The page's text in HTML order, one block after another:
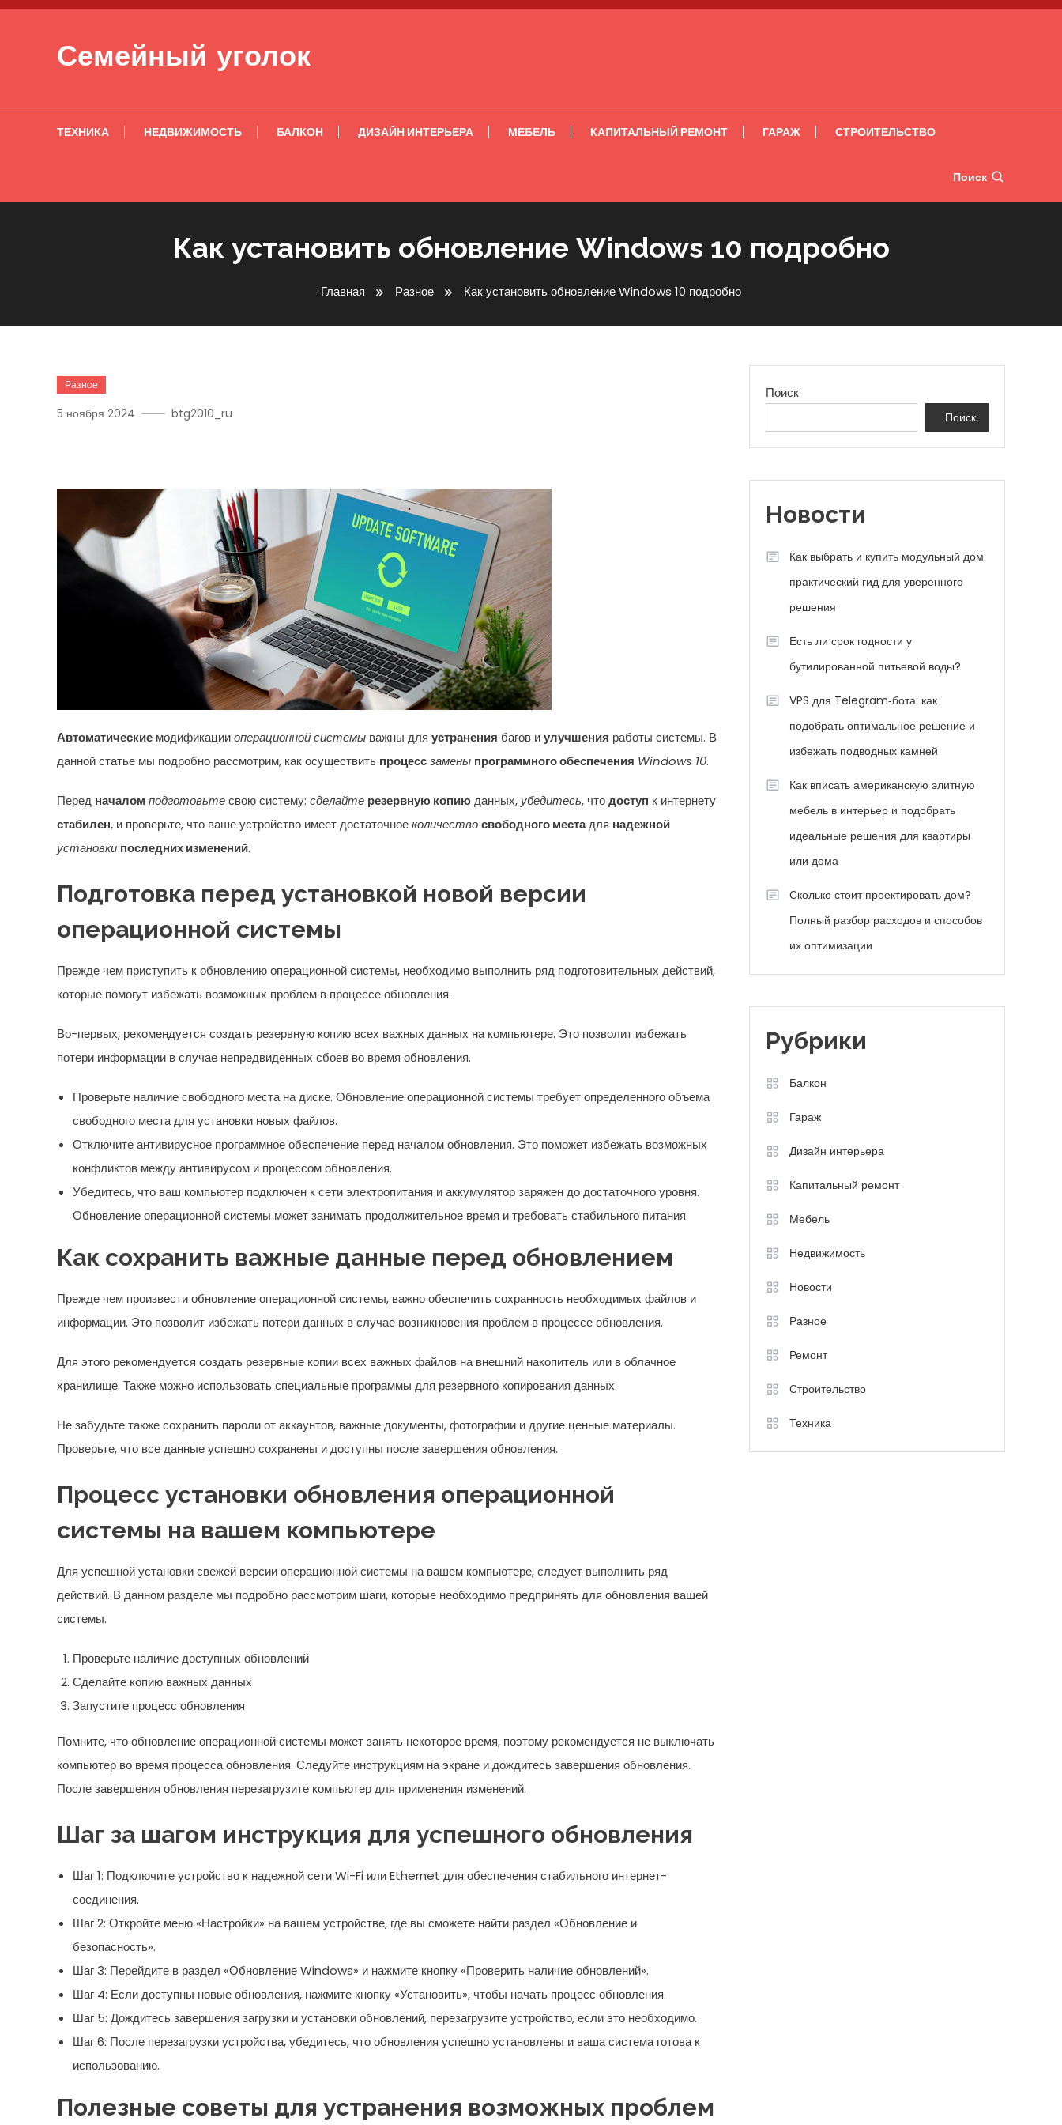
Перейти к содержимому
Семейный уголок
ТЕХНИКА НЕДВИЖИМОСТЬ БАЛКОН ДИЗАЙН ИНТЕРЬЕРА МЕБЕЛЬ КАПИТАЛЬНЫЙ РЕМОНТ ГАРАЖ СТРОИТЕЛЬСТВО
Поиск
Как установить обновление Windows 10 подробно
Главная Разное Как установить обновление Windows 10 подробно
Разное
5 ноября 2024 btg2010_ru
Автоматические модификацииоперационной системы важны для устранения багов иулучшения работы системы. В
данной статье мы подробно рассмотрим, как осуществить процессзамены программного обеспечения Windows 10.
Перед началом подготовьтесвою систему: сделайте резервную копиюданных, убедитесь, чтодоступ к интернету
стабилен, и проверьте, что ваше устройство имеет достаточноеколичествосвободного местадля надежной
установки последних изменений.
Подготовка перед установкой новой версии
операционной системы
Прежде чем приступить к обновлению операционной системы, необходимо выполнить ряд подготовительных действий,
которые помогут избежать возможных проблем в процессе обновления.
Во-первых, рекомендуется создать резервную копию всех важных данных на компьютере. Это позволит избежать
потери информации в случае непредвиденных сбоев во время обновления.
Проверьте наличие свободного места на диске. Обновление операционной системы требует определенного объема
свободного места для установки новых файлов.
Отключите антивирусное программное обеспечение перед началом обновления. Это поможет избежать возможных
конфликтов между антивирусом и процессом обновления.
Убедитесь, что ваш компьютер подключен к сети электропитания и аккумулятор заряжен до достаточного уровня.
Обновление операционной системы может занимать продолжительное время и требовать стабильного питания.
Как сохранить важные данные перед обновлением
Прежде чем произвести обновление операционной системы, важно обеспечить сохранность необходимых файлов и
информации. Это позволит избежать потери данных в случае возникновения проблем в процессе обновления.
Для этого рекомендуется создать резервные копии всех важных файлов на внешний накопитель или в облачное
хранилище. Также можно использовать специальные программы для резервного копирования данных.
Не забудьте также сохранить пароли от аккаунтов, важные документы, фотографии и другие ценные материалы.
Проверьте, что все данные успешно сохранены и доступны после завершения обновления.
Процесс установки обновления операционной
системы на вашем компьютере
Для успешной установки свежей версии операционной системы на вашем компьютере, следует выполнить ряд
действий. В данном разделе мы подробно рассмотрим шаги, которые необходимо предпринять для обновления вашей
системы.
Проверьте наличие доступных обновлений
Сделайте копию важных данных
Запустите процесс обновления
Помните, что обновление операционной системы может занять некоторое время, поэтому рекомендуется не выключать
компьютер во время процесса обновления. Следуйте инструкциям на экране и дождитесь завершения обновления.
После завершения обновления перезагрузите компьютер для применения изменений.
Шаг за шагом инструкция для успешного обновления
Шаг 1: Подключите устройство к надежной сети Wi-Fi или Ethernet для обеспечения стабильного интернет-
соединения.
Шаг 2: Откройте меню «Настройки» на вашем устройстве, где вы сможете найти раздел «Обновление и
безопасность».
Шаг 3: Перейдите в раздел «Обновление Windows» и нажмите кнопку «Проверить наличие обновлений».
Шаг 4: Если доступны новые обновления, нажмите кнопку «Установить», чтобы начать процесс обновления.
Шаг 5: Дождитесь завершения загрузки и установки обновлений, перезагрузите устройство, если это необходимо.
Шаг 6: После перезагрузки устройства, убедитесь, что обновления успешно установлены и ваша система готова к
использованию.
Полезные советы для устранения возможных проблем
Поиск
Поиск
Новости
Как выбрать и купить модульный дом:
практический гид для уверенного
решения
Есть ли срок годности у
бутилированной питьевой воды?
VPS для Telegram‑бота: как
подобрать оптимальное решение и
избежать подводных камней
Как вписать американскую элитную
мебель в интерьер и подобрать
идеальные решения для квартиры
или дома
Сколько стоит проектировать дом?
Полный разбор расходов и способов
их оптимизации
Рубрики
Балкон
Гараж
Дизайн интерьера
Капитальный ремонт
Мебель
Недвижимость
Новости
Разное
Ремонт
Строительство
Техника